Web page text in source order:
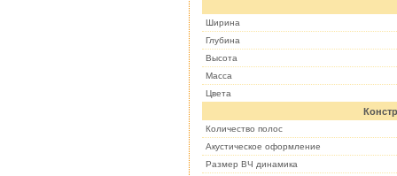
Ширина
Глубина
Высота
Масса
Цвета
Количество полос
Акустическое оформление
Размер ВЧ динамика